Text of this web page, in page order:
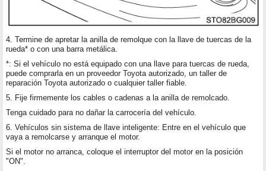
4. Termine de apretar la anilla de remolque con la llave de tuercas de la
rueda* o con una barra metálica.
*: Si el vehículo no está equipado con una llave para tuercas de rueda,
puede comprarla en un proveedor Toyota autorizado, un taller de
reparación Toyota autorizado o cualquier taller fiable.
5. Fije firmemente los cables o cadenas a la anilla de remolcado.
Tenga cuidado para no dañar la carrocería del vehículo.
6. Vehículos sin sistema de llave inteligente: Entre en el vehículo que
vaya a remolcarse y arranque el motor.
Si el motor no arranca, coloque el interruptor del motor en la posición
"ON".